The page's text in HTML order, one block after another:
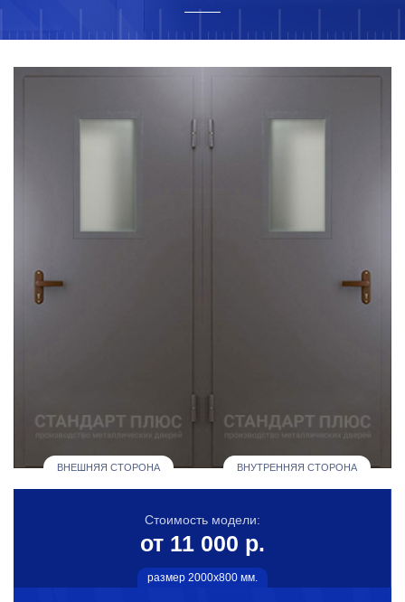
ВНЕШНЯЯ СТОРОНА ВНУТРЕННЯЯ СТОРОНА
Стоимость модели:
от 11 000 р.
размер 2000х800 мм.